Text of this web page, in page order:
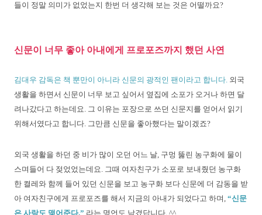
들이 정말 의미가 없었는지 한번 더 생각해 보는 것은 어떨까요?
신문이 너무 좋아 아내에게 프로포즈까지 했던 사연
김대우 감독은 책 뿐만이 아니라 신문의 광적인 팬이라고 합니다. 외국
생활을 하면서 신문이 너무 보고 싶어서 옆집에 소포가 오거나 하면 달
려나갔다고 하는데요. 그 이유는 포장으로 쓰던 신문지를 얻어서 읽기
위해서 였다고 합니다. 그만큼 신문을 좋아했다는 말이겠죠?
외국 생활을 하던 중 비가 많이 오던 어느 날, 구멍 뚫린 농구화에 물이
스며들어 다 젖었었는데요. 그때 여자친구가 소포로 보내줬던 농구화
한 켤레와 함께 들어 있던 신문을 보고 농구화 보다 신문에 더 감동을 받
아 여자친구에게 프로포즈를 해서 지금의 아내가 되었다고 하며, “신문
은 사랑도 맺어준다.” 라는 명언도 남겼답니다. ^^